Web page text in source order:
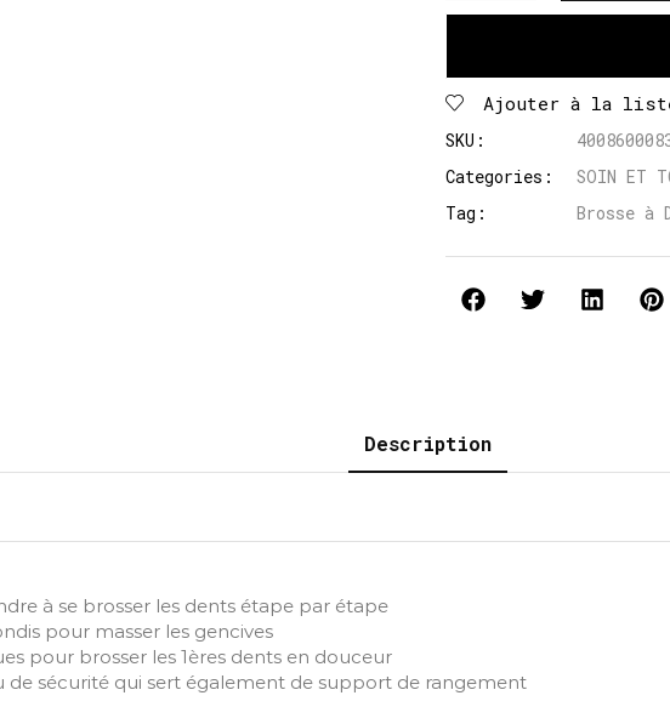
Ajouter à la
SKU:
Categories:
SOIN ET
Tag:
Brosse à
Description
à se brosser les dents étape par étape
pour masser les gencives
pour brosser les 1ères dents en douceur
de sécurité qui sert également de support de rangement